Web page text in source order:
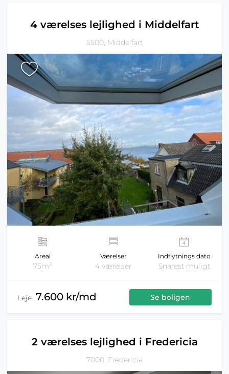
4 værelses lejlighed i Middelfart
5500, Middelfart
Areal
75m2
Værelser
4 værelser
Indflytnings dato
Snarest muligt
Leje: 7.600 kr/md Se boligen
2 værelses lejlighed i Fredericia
7000, Fredericia